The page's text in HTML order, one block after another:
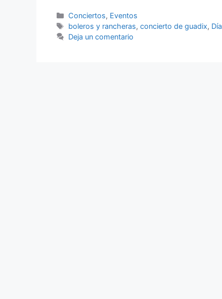
Categorías
Conciertos, Eventos
Etiquetas
boleros y rancheras,concierto de guadix,
Deja un comentario